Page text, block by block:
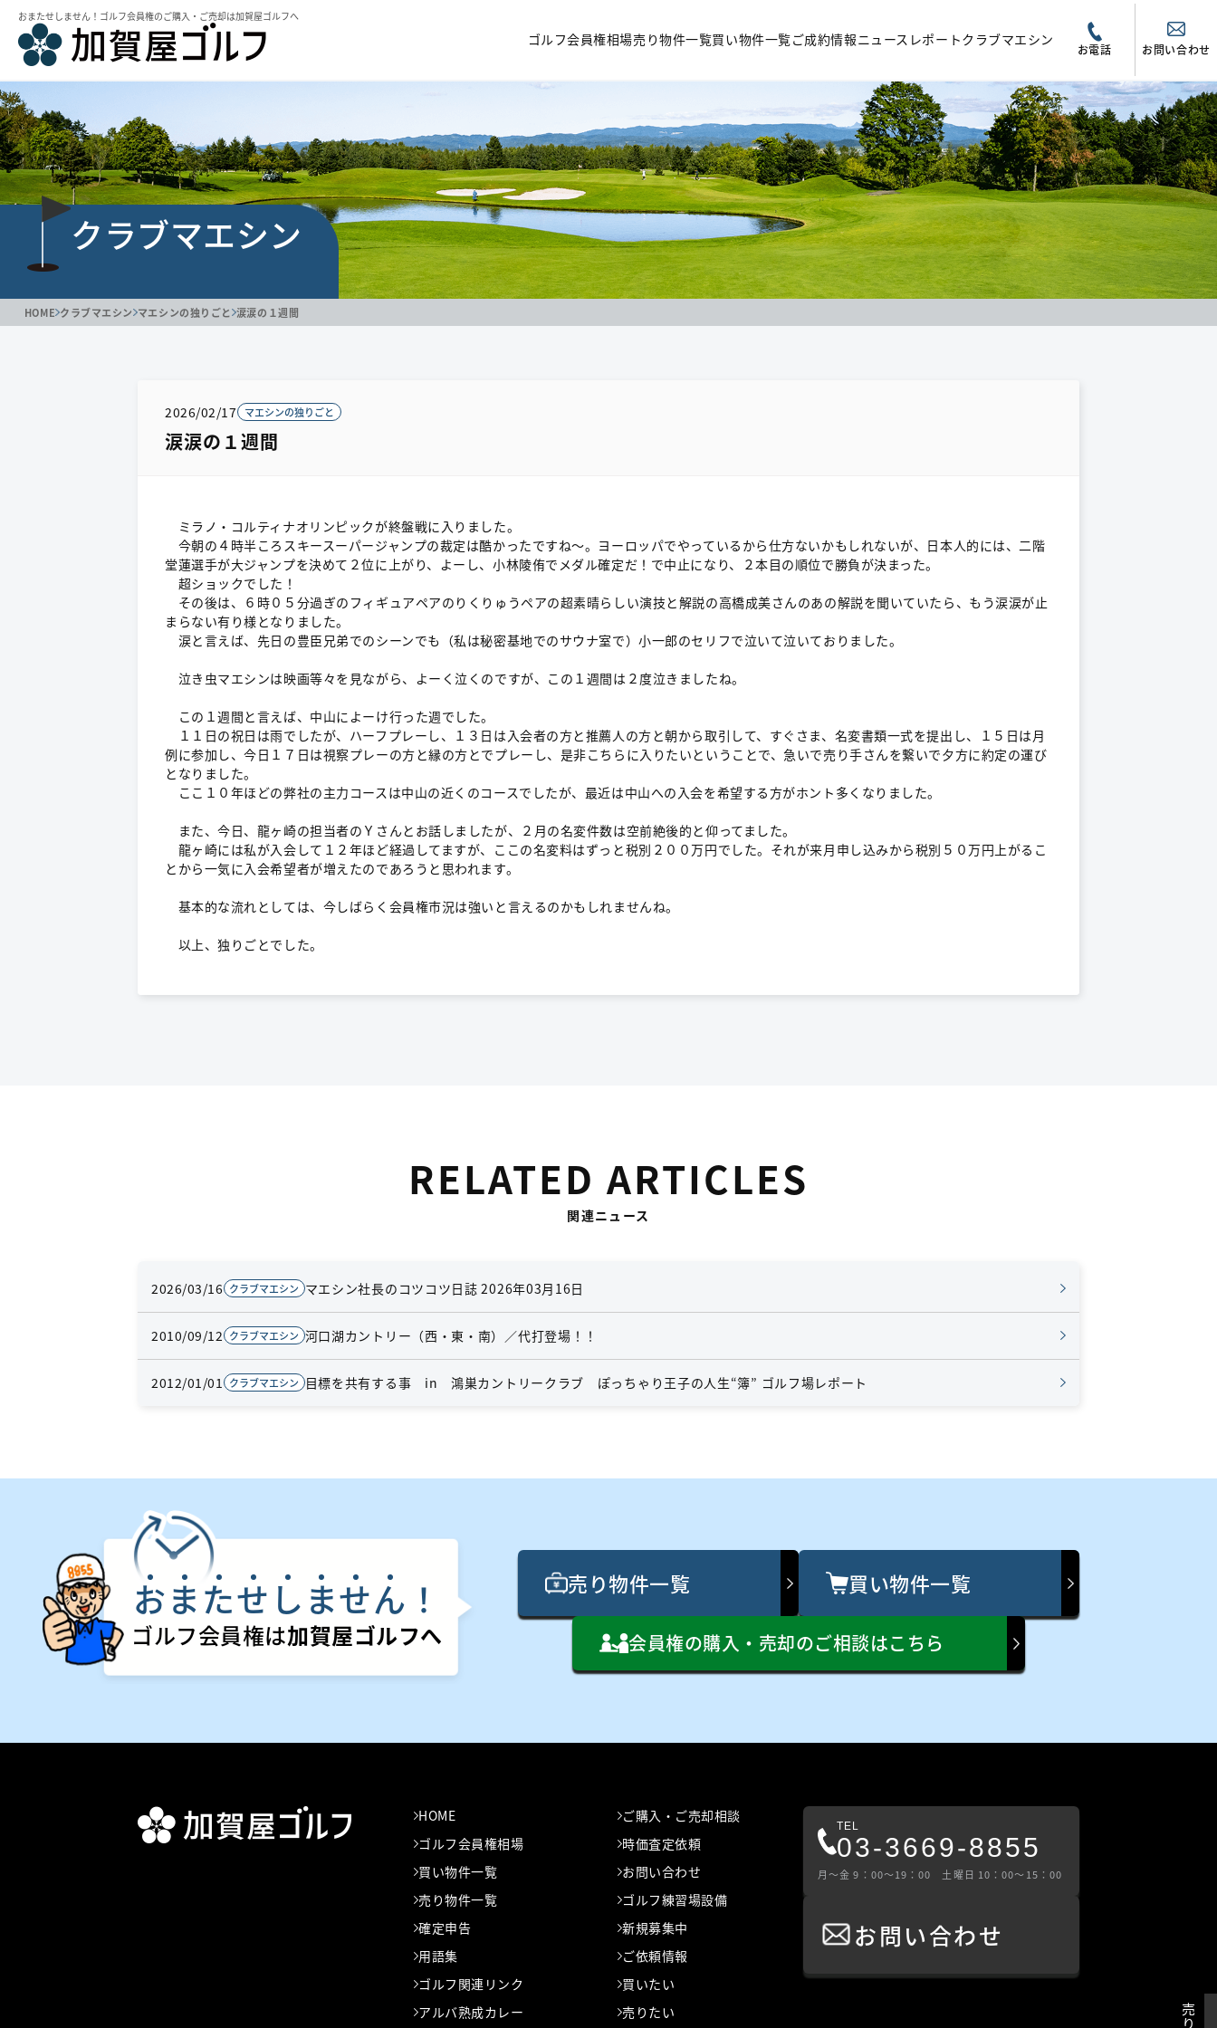
おまたせしません！ゴルフ会員権のご購⼊・ご売却は加賀屋ゴルフへ
ゴルフ会員権相場売り物件一覧買い物件一覧ご成約情報ニュース レポートクラブマエシン
お電話 お問い合わせ
クラブマエシン
HOME クラブマエシン マエシンの独りごと 涙涙の１週間
2026/02/17 マエシンの独りごと
涙涙の１週間
ミラノ・コルティナオリンピックが終盤戦に入りました。
今朝の４時半ころスキースーパージャンプの裁定は酷かったですね～。ヨーロッパでやっているから仕方ないかもしれないが、日本人的には、二階
堂蓮選手が大ジャンプを決めて２位に上がり、よーし、小林陵侑でメダル確定だ！で中止になり、２本目の順位で勝負が決まった。
超ショックでした！
その後は、６時０５分過ぎのフィギュアペアのりくりゅうペアの超素晴らしい演技と解説の高橋成美さんのあの解説を聞いていたら、もう涙涙が止
まらない有り様となりました。
涙と言えば、先日の豊臣兄弟でのシーンでも（私は秘密基地でのサウナ室で）小一郎のセリフで泣いて泣いておりました。
泣き虫マエシンは映画等々を見ながら、よーく泣くのですが、この１週間は２度泣きましたね。
この１週間と言えば、中山によーけ行った週でした。
１１日の祝日は雨でしたが、ハーフプレーし、１３日は入会者の方と推薦人の方と朝から取引して、すぐさま、名変書類一式を提出し、１５日は月
例に参加し、今日１７日は視察プレーの方と縁の方とでプレーし、是非こちらに入りたいということで、急いで売り手さんを繋いで夕方に約定の運び
となりました。
ここ１０年ほどの弊社の主力コースは中山の近くのコースでしたが、最近は中山への入会を希望する方がホント多くなりました。
また、今日、龍ヶ崎の担当者のＹさんとお話しましたが、２月の名変件数は空前絶後的と仰ってました。
龍ヶ崎には私が入会して１２年ほど経過してますが、ここの名変料はずっと税別２００万円でした。それが来月申し込みから税別５０万円上がるこ
とから一気に入会希望者が増えたのであろうと思われます。
基本的な流れとしては、今しばらく会員権市況は強いと言えるのかもしれませんね。
以上、独りごとでした。
RELATED ARTICLES
関連ニュース
2026/03/16 クラブマエシン マエシン社長のコツコツ日誌 2026年03月16日
2010/09/12 クラブマエシン 河口湖カントリー（西・東・南）／代打登場！！
2012/01/01 クラブマエシン 目標を共有する事 in 鴻巣カントリークラブ ぽっちゃり王子の人生“簿” ゴルフ場レポート
おまたせ し ません ！
ゴルフ会員権は加賀屋ゴルフへ
売り物件一覧 買い物件一覧
会員権の購入・売却のご相談はこちら
HOME
ご購入・ご売却相談
ゴルフ会員権相場
時価査定依頼
買い物件一覧
お問い合わせ
売り物件一覧
ゴルフ練習場設備
確定申告
新規募集中
用語集
ご依頼情報
ゴルフ関連リンク
買いたい
アルバ熟成カレー
売りたい
TEL
03-3669-8855
⽉〜⾦ 9：00〜19：00 ⼟曜⽇ 10：00〜15：00
お問い合わせ